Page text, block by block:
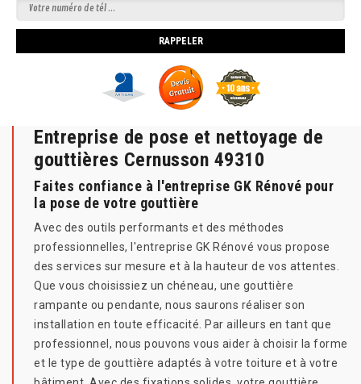
Entreprise de pose et nettoyage de
gouttières Cernusson 49310
Faites confiance à l'entreprise GK Rénové pour
la pose de votre gouttière
Avec des outils performants et des méthodes
professionnelles, l'entreprise GK Rénové vous propose
des services sur mesure et à la hauteur de vos attentes.
Que vous choisissiez un chéneau, une gouttière
rampante ou pendante, nous saurons réaliser son
installation en toute efficacité. Par ailleurs en tant que
professionnel, nous pouvons vous aider à choisir la forme
et le type de gouttière adaptés à votre toiture et à votre